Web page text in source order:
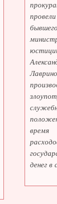
бывшего
время
денег в